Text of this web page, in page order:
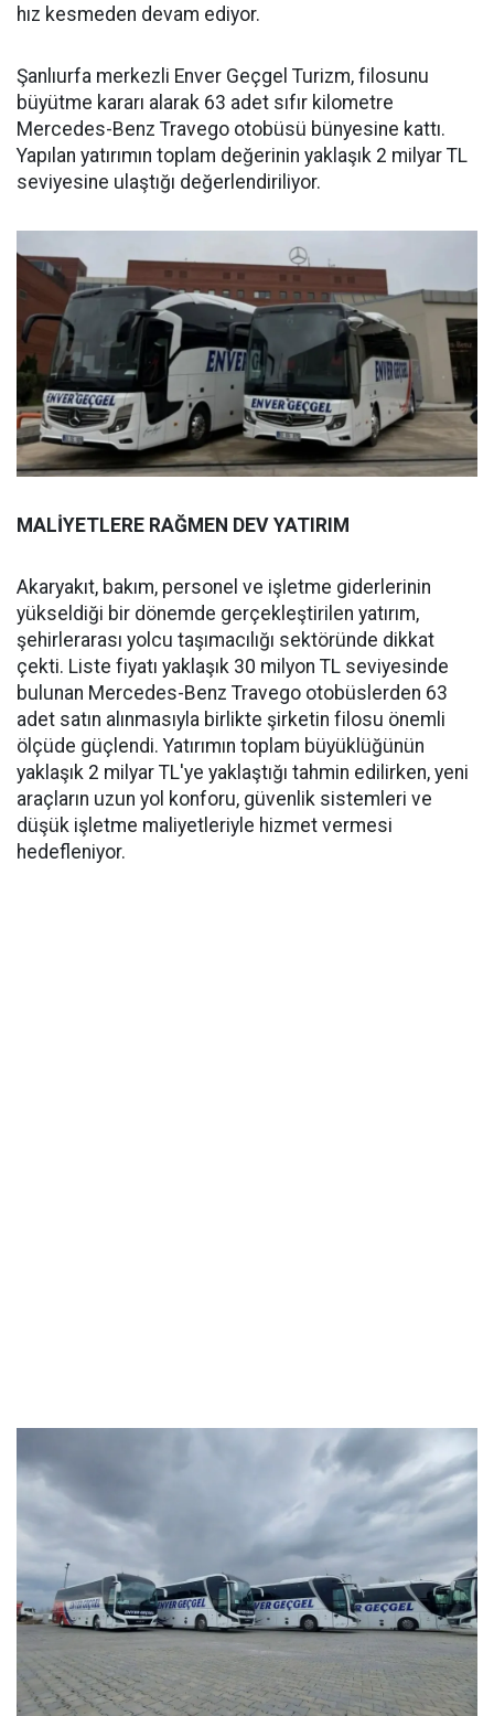
hız kesmeden devam ediyor.
Şanlıurfa merkezli Enver Geçgel Turizm, filosunu
büyütme kararı alarak 63 adet sıfır kilometre
Mercedes-Benz Travego otobüsü bünyesine kattı.
Yapılan yatırımın toplam değerinin yaklaşık 2 milyar TL
seviyesine ulaştığı değerlendiriliyor.
MALİYETLERE RAĞMEN DEV YATIRIM
Akaryakıt, bakım, personel ve işletme giderlerinin
yükseldiği bir dönemde gerçekleştirilen yatırım,
şehirlerarası yolcu taşımacılığı sektöründe dikkat
çekti. Liste fiyatı yaklaşık 30 milyon TL seviyesinde
bulunan Mercedes-Benz Travego otobüslerden 63
adet satın alınmasıyla birlikte şirketin filosu önemli
ölçüde güçlendi. Yatırımın toplam büyüklüğünün
yaklaşık 2 milyar TL'ye yaklaştığı tahmin edilirken, yeni
araçların uzun yol konforu, güvenlik sistemleri ve
düşük işletme maliyetleriyle hizmet vermesi
hedefleniyor.